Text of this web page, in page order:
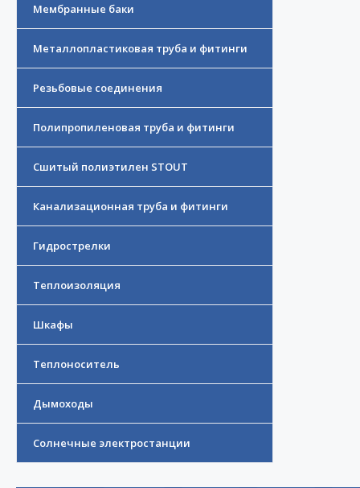
Мембранные баки
Металлопластиковая труба и фитинги
Резьбовые соединения
Полипропиленовая труба и фитинги
Сшитый полиэтилен STOUT
Канализационная труба и фитинги
Гидрострелки
Теплоизоляция
Шкафы
Теплоноситель
Дымоходы
Солнечные электростанции